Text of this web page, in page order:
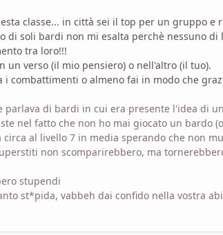
classe... in città sei il top per un gruppo e
di soli bardi non mi esalta perchè nessuno
tra loro!!!
un verso (il mio pensiero) o nell'altro (il tuo).
i combattimenti o almeno fai in modo che
parlava di bardi in cui era presente l'idea di
nel fatto che non ho mai giocato un bardo
al livello 7 in media sperando che non
non scomparirebbero, ma
stupendi
st*pida, vabbeh dai confido nella vostra